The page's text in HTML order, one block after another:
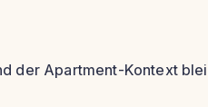
der Apartment-Kontext